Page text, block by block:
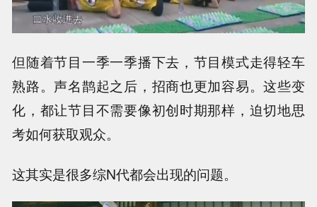
但随着节目一季一季播下去，节目模式走得轻车
熟路。声名鹊起之后，招商也更加容易。这些变
化，都让节目不需要像初创时期那样，迫切地思
考如何获取观众。
这其实是很多综N代都会出现的问题。